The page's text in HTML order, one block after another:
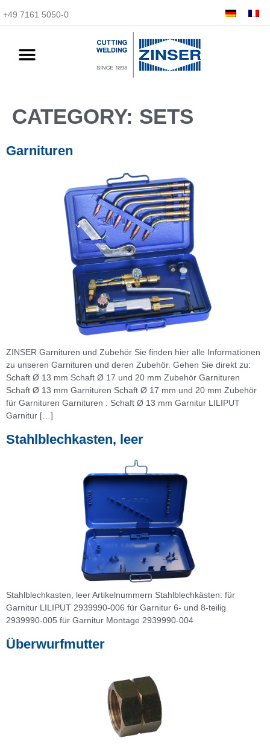
+49 7161 5050-0
CATEGORY: SETS
Garnituren
ZINSER Garnituren und Zubehör Sie finden hier alle Informationen
zu unseren Garnituren und deren Zubehör. Gehen Sie direkt zu:
Schaft Ø 13 mm Schaft Ø 17 und 20 mm Zubehör Garnituren
Schaft Ø 13 mm Garnituren Schaft Ø 17 mm und 20 mm Zubehör
für Garnituren Garnituren : Schaft Ø 13 mm​ Garnitur LILIPUT
Garnitur […]
Stahlblechkasten, leer
Stahlblechkasten, leer Artikelnummern Stahlblechkästen: für
Garnitur LILIPUT 2939990-006 für Garnitur 6- und 8-teilig
2939990-005 für Garnitur Montage 2939990-004
Überwurfmutter